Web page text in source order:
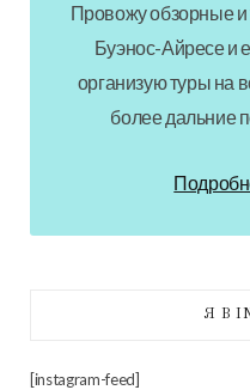
Провожу обзорные и
Буэнос-Айресе и
организую туры на
более дальние
Я В
[instagram-feed]